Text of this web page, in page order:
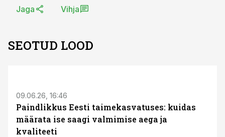
Jaga Vihja
SEOTUD LOOD
09.06.26, 16:46
Paindlikkus Eesti taimekasvatuses: kuidas
määrata ise saagi valmimise aega ja
kvaliteeti